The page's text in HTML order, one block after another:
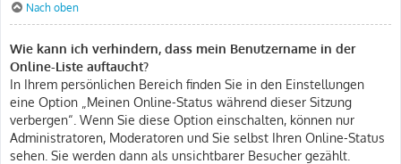
Nach oben
Wie kann ich verhindern, dass mein Benutzername in der
Online-Liste auftaucht?
In Ihrem persönlichen Bereich finden Sie in den Einstellungen
eine Option „Meinen Online-Status während dieser Sitzung
verbergen“. Wenn Sie diese Option einschalten, können nur
Administratoren, Moderatoren und Sie selbst Ihren Online-Status
sehen. Sie werden dann als unsichtbarer Besucher gezählt.